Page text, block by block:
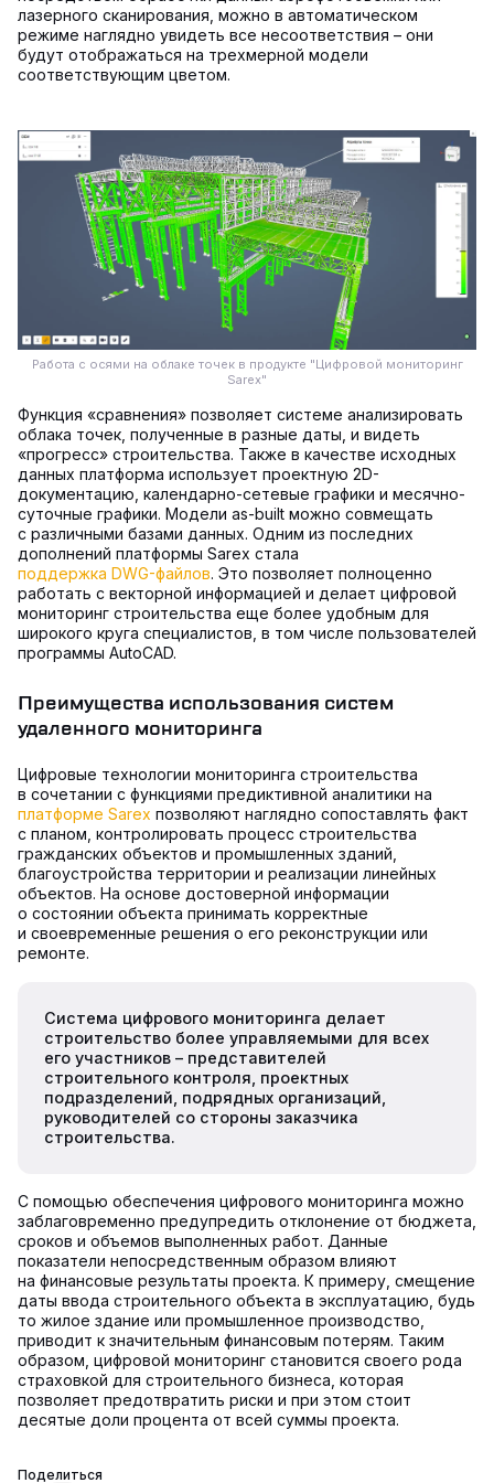
лазерного сканирования, можно в автоматическом
режиме наглядно увидеть все несоответствия – они
будут отображаться на трехмерной модели
соответствующим цветом.
Работа с осями на облаке точек в продукте "Цифровой мониторинг
Sarex"
Функция «сравнения» позволяет системе анализировать
облака точек, полученные в разные даты, и видеть
«прогресс» строительства. Также в качестве исходных
данных платформа использует проектную 2D-
документацию, календарно-сетевые графики и месячно-
суточные графики. Модели as-built можно совмещать
с различными базами данных. Одним из последних
дополнений платформы Sarex стала
поддержка DWG-файлов. Это позволяет полноценно
работать с векторной информацией и делает цифровой
мониторинг строительства еще более удобным для
широкого круга специалистов, в том числе пользователей
программы AutoCAD.
Преимущества использования систем
удаленного мониторинга
Цифровые технологии мониторинга строительства
в сочетании с функциями предиктивной аналитики на
платформе Sareх позволяют наглядно сопоставлять факт
с планом, контролировать процесс строительства
гражданских объектов и промышленных зданий,
благоустройства территории и реализации линейных
объектов. На основе достоверной информации
о состоянии объекта принимать корректные
и своевременные решения о его реконструкции или
ремонте.
Система цифрового мониторинга делает
строительство более управляемыми для всех
его участников – представителей
строительного контроля, проектных
подразделений, подрядных организаций,
руководителей со стороны заказчика
строительства.
С помощью обеспечения цифрового мониторинга можно
заблаговременно предупредить отклонение от бюджета,
сроков и объемов выполненных работ. Данные
показатели непосредственным образом влияют
на финансовые результаты проекта. К примеру, смещение
даты ввода строительного объекта в эксплуатацию, будь
то жилое здание или промышленное производство,
приводит к значительным финансовым потерям. Таким
образом, цифровой мониторинг становится своего рода
страховкой для строительного бизнеса, которая
позволяет предотвратить риски и при этом стоит
десятые доли процента от всей суммы проекта.
Поделиться